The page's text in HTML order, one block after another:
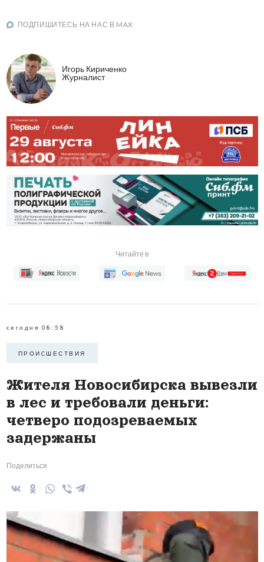
ПОДПИШИТЕСЬ НА НАС В MAX
Игорь Кириченко
Журналист
Читайте в
сегодня 08:58
ПРОИCШЕСТВИЯ
Жителя Новосибирска вывезли
в лес и требовали деньги:
четверо подозреваемых
задержаны
Поделиться